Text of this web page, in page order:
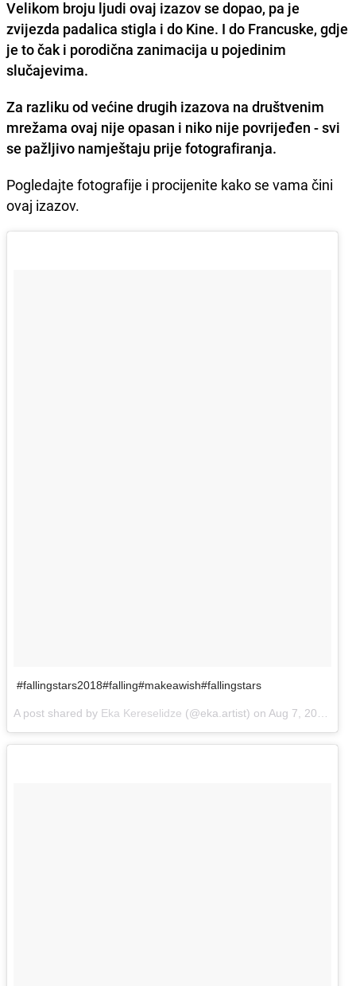
Velikom broju ljudi ovaj izazov se dopao, pa je
zvijezda padalica stigla i do Kine. I do Francuske, gdje
je to čak i porodična zanimacija u pojedinim
slučajevima.
Za razliku od većine drugih izazova na društvenim
mrežama ovaj nije opasan i niko nije povrijeđen - svi
se pažljivo namještaju prije fotografiranja.
Pogledajte fotografije i procijenite kako se vama čini
ovaj izazov.
#fallingstars2018#falling#makeawish#fallingstars
A post shared by Eka Kereselidze (@eka.artist) on Aug 7, 2018 at 1:41am PDT